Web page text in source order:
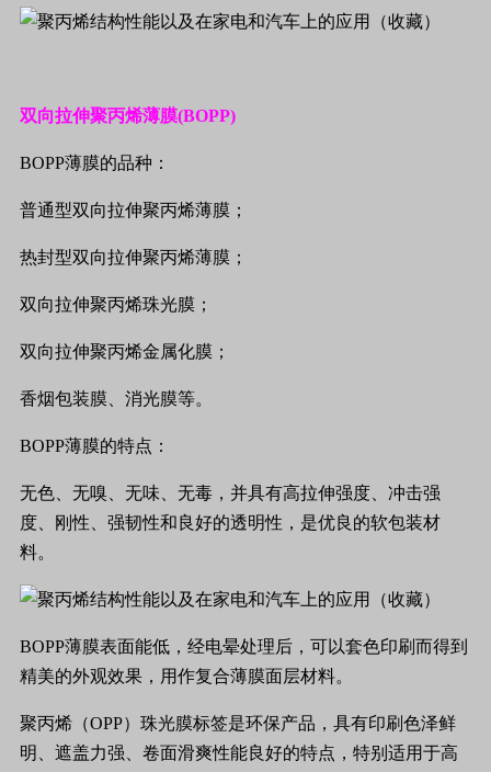
双向拉伸聚丙烯薄膜(BOPP)
BOPP薄膜的品种：
普通型双向拉伸聚丙烯薄膜；
热封型双向拉伸聚丙烯薄膜；
双向拉伸聚丙烯珠光膜；
双向拉伸聚丙烯金属化膜；
香烟包装膜、消光膜等。
BOPP薄膜的特点：
无色、无嗅、无味、无毒，并具有高拉伸强度、冲击强
度、刚性、强韧性和良好的透明性，是优良的软包装材
料。
BOPP薄膜表面能低，经电晕处理后，可以套色印刷而得到
精美的外观效果，用作复合薄膜面层材料。
聚丙烯（OPP）珠光膜标签是环保产品，具有印刷色泽鲜
明、遮盖力强、卷面滑爽性能良好的特点，特别适用于高